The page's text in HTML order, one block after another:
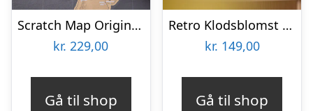
Scratch Map Original Deluxe
kr. 229,00
Gå til shop
Retro Klodsblomst – Mellem
kr. 149,00
Gå til shop